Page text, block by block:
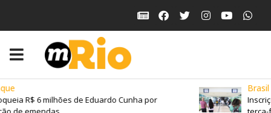
R$ 6 milhões de Eduardo Cunha por
Brasil